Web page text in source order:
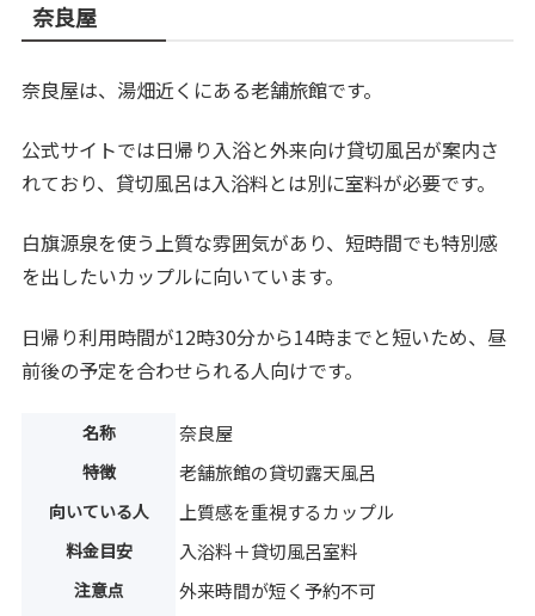
奈良屋
奈良屋は、湯畑近くにある老舗旅館です。
公式サイトでは日帰り入浴と外来向け貸切風呂が案内さ
れており、貸切風呂は入浴料とは別に室料が必要です。
白旗源泉を使う上質な雰囲気があり、短時間でも特別感
を出したいカップルに向いています。
日帰り利用時間が12時30分から14時までと短いため、昼
前後の予定を合わせられる人向けです。
名称 奈良屋
特徴 老舗旅館の貸切露天風呂
向いている人 上質感を重視するカップル
料金目安 入浴料＋貸切風呂室料
注意点 外来時間が短く予約不可